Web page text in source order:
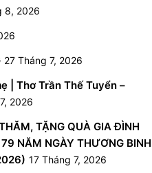
8, 2026
27 Tháng 7, 2026
| Thơ Trần Thế Tuyển –
2026
TẶNG QUÀ GIA ĐÌNH
NĂM NGÀY THƯƠNG BINH
17 Tháng 7, 2026